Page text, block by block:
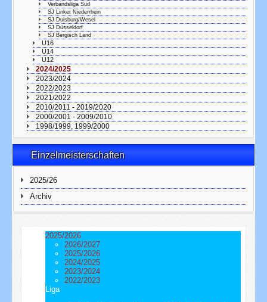
Verbandsliga Süd
SJ Linker Niederrhein
SJ Duisburg/Wesel
SJ Düsseldorf
SJ Bergisch Land
U16
U14
U12
2024/2025
2023/2024
2022/2023
2021/2022
2010/2011 - 2019/2020
2000/2001 - 2009/2010
1998/1999, 1999/2000
Einzelmeisterschaften
2025/26
Archiv
2025/2026
2026/2027
2025/2026
2024/2025
2023/2024
2022/2023
Liga